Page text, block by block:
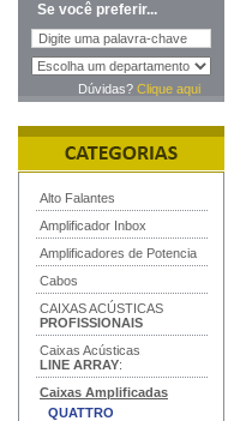
Se você preferir...
Dúvidas? Clique aqui
Alto Falantes
Amplificador Inbox
Amplificadores de Potencia
Cabos
CAIXAS ACÚSTICAS
PROFISSIONAIS
Caixas Acústicas
LINE ARRAY:
Caixas Amplificadas
QUATTRO